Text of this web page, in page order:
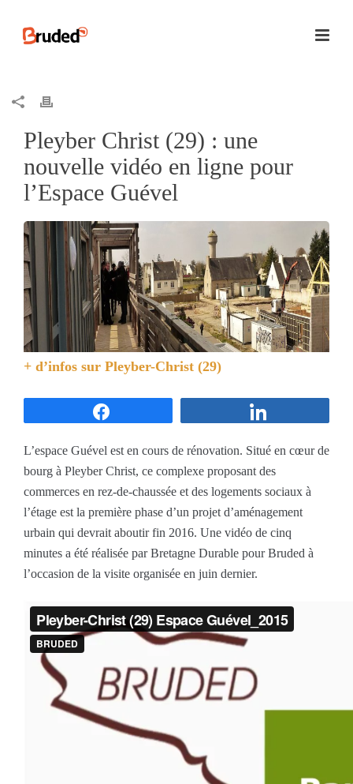
Pleyber Christ (29) : une
nouvelle vidéo en ligne pour
l’Espace Guével
+ d’infos sur Pleyber-Christ (29)
L’espace Guével est en cours de rénovation. Situé en cœur de
bourg à Pleyber Christ, ce complexe proposant des
commerces en rez-de-chaussée et des logements sociaux à
l’étage est la première phase d’un projet d’aménagement
urbain qui devrait aboutir fin 2016. Une vidéo de cinq
minutes a été réalisée par Bretagne Durable pour Bruded à
l’occasion de la visite organisée en juin dernier.